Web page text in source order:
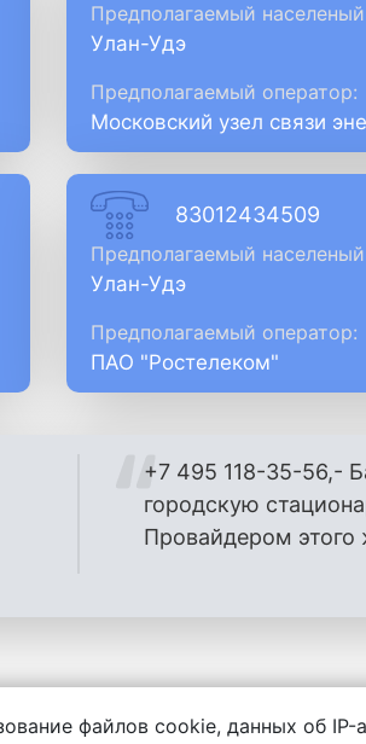
Предполагаемый населеный
Улан-Удэ
Предполагаемый оператор:
Московский узел связи
83012434509
Предполагаемый населеный
Улан-Удэ
Предполагаемый оператор:
ПАО "Ростелеком"
+7 495 118-35-56,-
городскую
Провайдером
за содержание
файлов cookie, данных об